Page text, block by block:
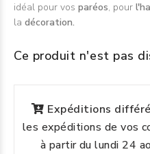
idéal pour vos paréos, pour
la décoration.
Ce produit n'est pas
Expéditions
les expéditions de vos
à partir du lundi 24